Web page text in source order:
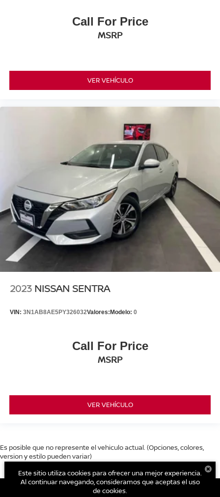
Call For Price
MSRP
VER VEHÍCULO
2023 NISSAN SENTRA
VIN: 3N1AB8AE5PY326032Valores: Modelo: 0
Call For Price
MSRP
VER VEHÍCULO
Es posible que no represente el vehiculo actual. (Opciones, colores,
version y estilo pueden variar)
Este sitio utiliza cookies para ofrecer una mejor experiencia.
Al continuar navegando, consideramos que aceptas el uso
de cookies.